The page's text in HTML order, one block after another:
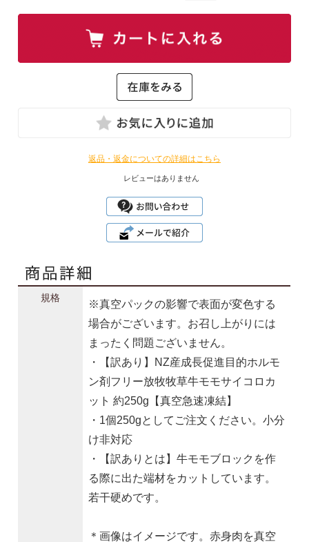
返品・返金についての詳細はこちら
レビューはありません
規格
※真空パックの影響で表面が変色する
場合がございます。お召し上がりには
まったく問題ございません。
・【訳あり】NZ産成長促進目的ホルモ
ン剤フリー放牧牧草牛モモサイコロカ
ット 約250g【真空急速凍結】
・1個250gとしてご注文ください。小分
け非対応
・【訳ありとは】牛モモブロックを作
る際に出た端材をカットしています。
若干硬めです。
＊画像はイメージです。赤身肉を真空